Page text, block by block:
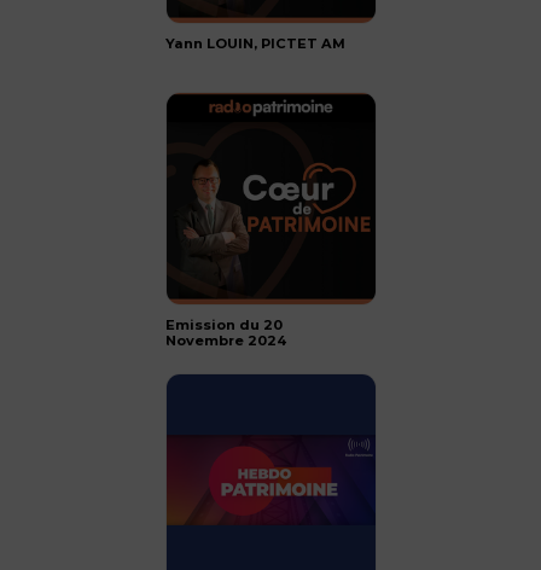
Yann LOUIN, PICTET AM
Emission du 20
Novembre 2024